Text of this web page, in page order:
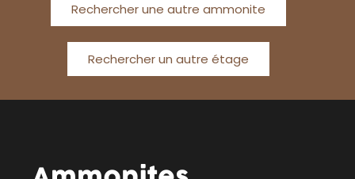
Rechercher une autre ammonite
Rechercher un autre étage